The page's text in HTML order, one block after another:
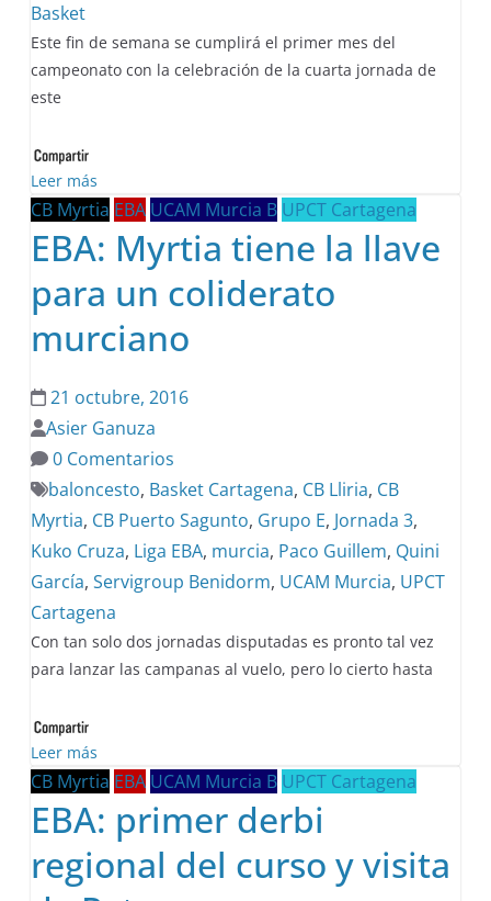
Basket
Este fin de semana se cumplirá el primer mes del
campeonato con la celebración de la cuarta jornada de
este
Leer más
CB Myrtia EBA UCAM Murcia B UPCT Cartagena
EBA: Myrtia tiene la llave
para un coliderato
murciano
21 octubre, 2016
Asier Ganuza
0 Comentarios
baloncesto, Basket Cartagena, CB Lliria, CB
Myrtia, CB Puerto Sagunto, Grupo E, Jornada 3,
Kuko Cruza, Liga EBA, murcia, Paco Guillem, Quini
García,Servigroup Benidorm, UCAM Murcia, UPCT
Cartagena
Con tan solo dos jornadas disputadas es pronto tal vez
para lanzar las campanas al vuelo, pero lo cierto hasta
Leer más
CB Myrtia EBA UCAM Murcia B UPCT Cartagena
EBA: primer derbi
regional del curso y visita